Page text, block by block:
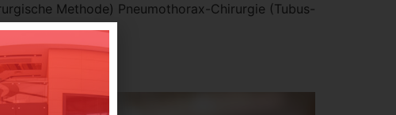
Methode) Pneumothorax-Chirurgie (Tubus-